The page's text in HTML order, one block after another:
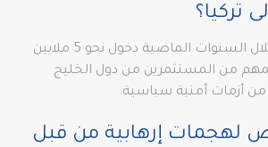
تركيا؟
نعم، سجلت تركيا خلال السنوات الماضية دخول نحو 5 ملايين
من المستثمرين من دول الخليج
من أزمات أمنية سياسية.
لهجمات إرهابية من قبل